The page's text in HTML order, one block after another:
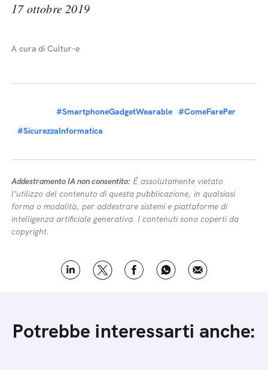
17 ottobre 2019
A cura di Cultur-e
#SmartphoneGadgetWearable #ComeFarePer
#SicurezzaInformatica
Addestramento IA non consentito: É assolutamente vietato
l’utilizzo del contenuto di questa pubblicazione, in qualsiasi
forma o modalità, per addestrare sistemi e piattaforme di
intelligenza artificiale generativa. I contenuti sono coperti da
copyright.
Potrebbe interessarti anche: